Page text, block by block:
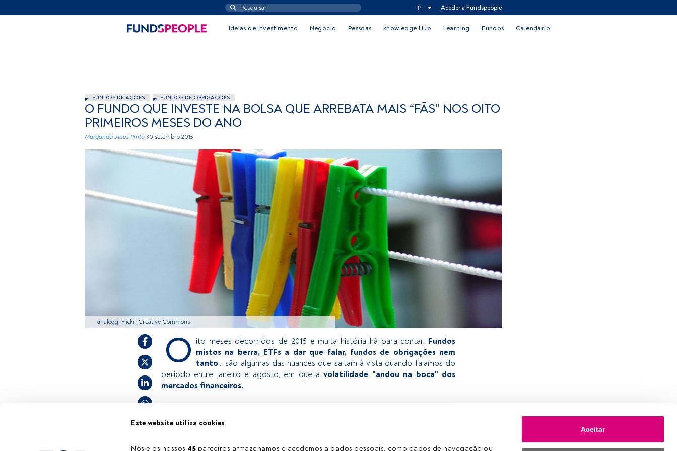
Este website utiliza cookies
Nós e os nossos 45 parceiros armazenamos e acedemos a dados pessoais, como dados de navegação ou
Aceitar
PT Aceder a Fundspeople
Ideias de investimento Negócio Pessoas knowledge Hub Learning Fundos Calendário
FUNDOS DE AÇÕES FUNDOS DE OBRIGAÇÕES
O FUNDO QUE INVESTE NA BOLSA QUE ARREBATA MAIS “FÃS” NOS OITO
PRIMEIROS MESES DO ANO
Margarida Jesus Pinto 30 setembro 2015
analogg, Flickr, Creative Commons
O ito meses decorridos de 2015 e muita história há para contar. Fundos
mistos na berra, ETFs a dar que falar, fundos de obrigações nem
tanto... são algumas das nuances que saltam à vista quando falamos do
período entre janeiro e agosto, em que avolatilidade "andou na boca" dos
mercados financeiros.
Este é um artigo exclusivo para os utilizadores registados da FundsPeople. Se já
convidamo-lo a registar-se e a desfrutar de todo o universo que a